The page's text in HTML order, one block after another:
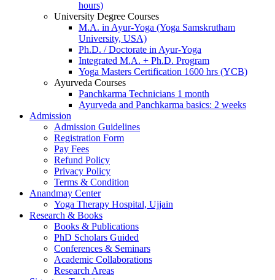
hours)
University Degree Courses
M.A. in Ayur-Yoga (Yoga Samskrutham
University, USA)
Ph.D. / Doctorate in Ayur-Yoga
Integrated M.A. + Ph.D. Program
Yoga Masters Certification 1600 hrs (YCB)
Ayurveda Courses
Panchkarma Technicians 1 month
Ayurveda and Panchkarma basics: 2 weeks
Admission
Admission Guidelines
Registration Form
Pay Fees
Refund Policy
Privacy Policy
Terms & Condition
Anandmay Center
Yoga Therapy Hospital, Ujjain
Research & Books
Books & Publications
PhD Scholars Guided
Conferences & Seminars
Academic Collaborations
Research Areas